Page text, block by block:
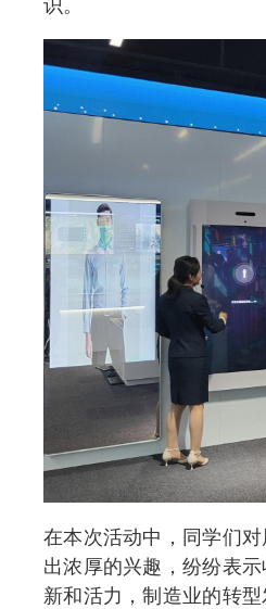
在本次活动中，同学们
出浓厚的兴趣，纷纷表
新和活力，制造业的转